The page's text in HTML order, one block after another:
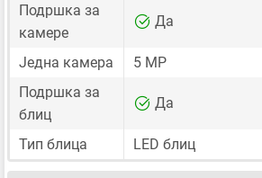
Подршка за
камере
Да
Једна камера
5 MP
Подршка за
блиц
Да
Тип блица LED блиц